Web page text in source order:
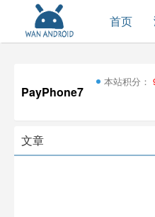
首页
PayPhone7
本站积分：
文章